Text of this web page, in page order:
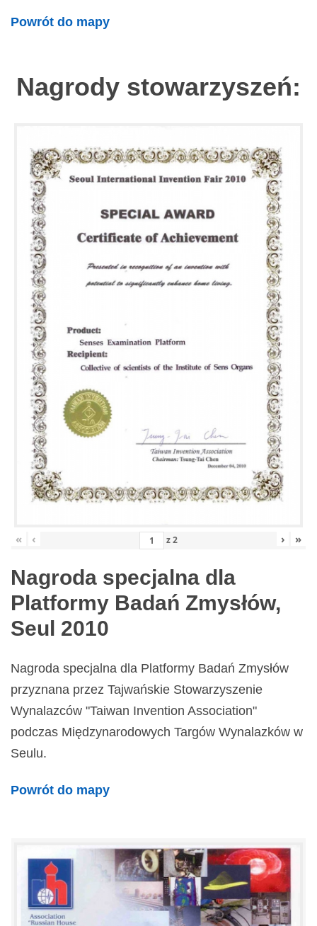
Powrót do mapy
Nagrody stowarzyszeń:
« ‹ z2 › »
Nagroda specjalna dla
Platformy Badań Zmysłów,
Seul 2010
Nagroda specjalna dla Platformy Badań Zmysłów
przyznana przez Tajwańskie Stowarzyszenie
Wynalazców "Taiwan Invention Association"
podczas Międzynarodowych Targów Wynalazków w
Seulu.
Powrót do mapy